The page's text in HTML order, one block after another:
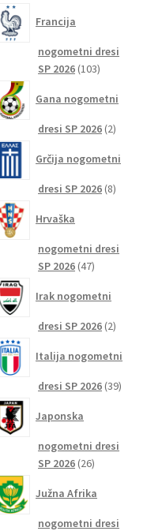
Francija
nogometni dresi
SP 2026 103103
Gana nogometni
dresi SP 2026 22
Grčija nogometni
dresi SP 2026 88
Hrvaška
nogometni dresi
SP 2026 4747
Irak nogometni
dresi SP 2026 22
Italija nogometni
dresi SP 2026 3939
Japonska
nogometni dresi
SP 2026 2626
Južna Afrika
nogometni dresi